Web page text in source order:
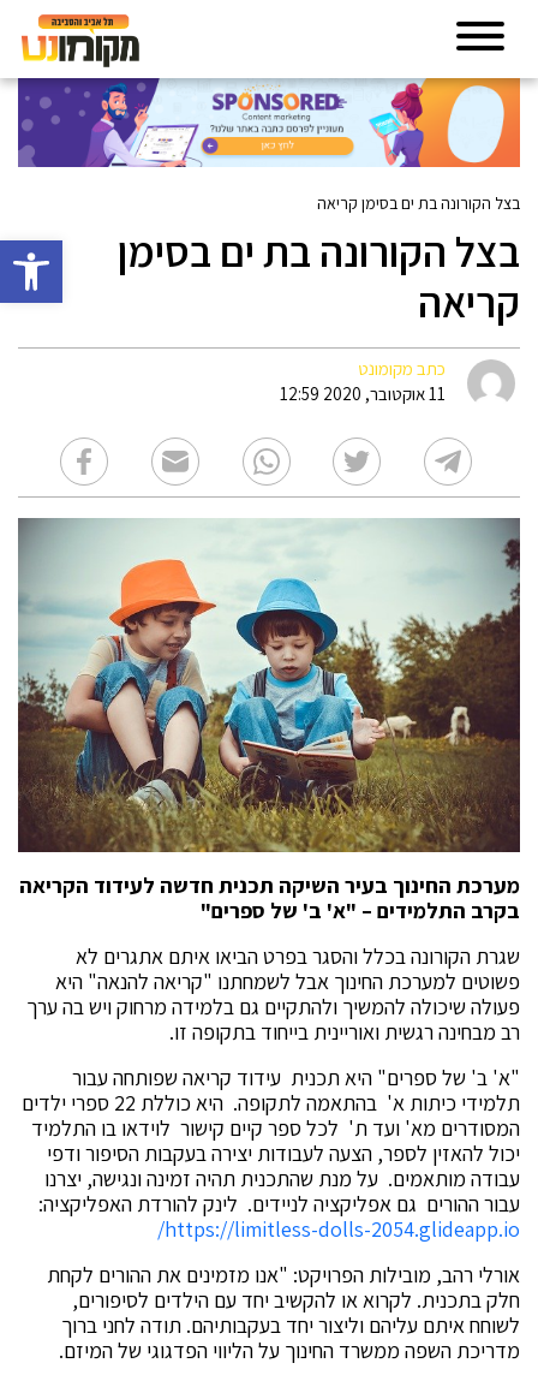
פתח
בצל הקורונה בת ים בסימן קריאה
בצל הקורונה בת ים בסימן
קריאה
כתב מקומונט
11 אוקטובר, 2020 12:59
מערכת החינוך בעיר השיקה תכנית חדשה לעידוד הקריאה
בקרב התלמידים – "א' ב' של ספרים"
שגרת הקורונה בכלל והסגר בפרט הביאו איתם אתגרים לא
פשוטים למערכת החינוך אבל לשמחתנו "קריאה להנאה" היא
פעולה שיכולה להמשיך ולהתקיים גם בלמידה מרחוק ויש בה ערך
רב מבחינה רגשית ואוריינית בייחוד בתקופה זו.
"א' ב' של ספרים" היא תכנית עידוד קריאה שפותחה עבור
תלמידי כיתות א' בהתאמה לתקופה. היא כוללת 22 ספרי ילדים
המסודרים מא' ועד ת' לכל ספר קיים קישור לוידאו בו התלמיד
יכול להאזין לספר, הצעה לעבודות יצירה בעקבות הסיפור ודפי
עבודה מותאמים. על מנת שהתכנית תהיה זמינה ונגישה, יצרנו
עבור ההורים גם אפליקציה לניידים. לינק להורדת האפליקציה:
https://limitless-dolls-2054.glideapp.io/
אורלי רהב, מובילות הפרויקט: "אנו מזמינים את ההורים לקחת
חלק בתכנית. לקרוא או להקשיב יחד עם הילדים לסיפורים,
לשוחח איתם עליהם וליצור יחד בעקבותיהם. תודה לחני ברוך
מדריכת השפה ממשרד החינוך על הליווי הפדגוגי של המיזם.